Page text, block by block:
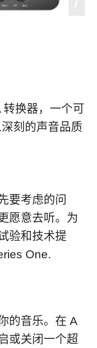
换器，一个可
刻的声音品质
要考虑的问
愿意去听。为
验和技术提
One.
的音乐。在 A
或关闭一个超